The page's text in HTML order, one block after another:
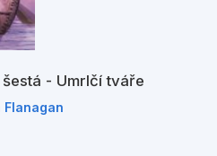
- Umrlčí tváře
Flanagan